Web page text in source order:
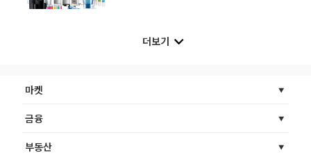
더보기
마켓
금융
부동산